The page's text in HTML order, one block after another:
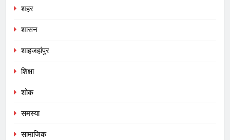
शहर
शासन
शाहजहांपुर
शिक्षा
शोक
समस्या
सामाजिक